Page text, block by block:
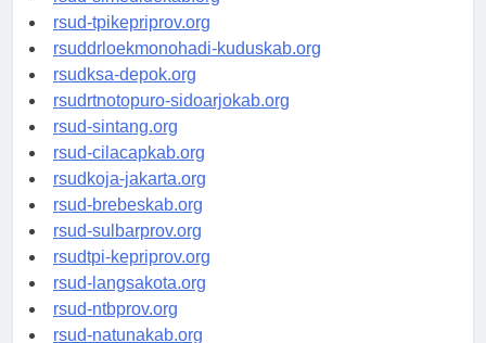
rsud-simeuluekab.org
rsud-tpikepriprov.org
rsuddrloekmonohadi-kuduskab.org
rsudksa-depok.org
rsudrtnotopuro-sidoarjokab.org
rsud-sintang.org
rsud-cilacapkab.org
rsudkoja-jakarta.org
rsud-brebeskab.org
rsud-sulbarprov.org
rsudtpi-kepriprov.org
rsud-langsakota.org
rsud-ntbprov.org